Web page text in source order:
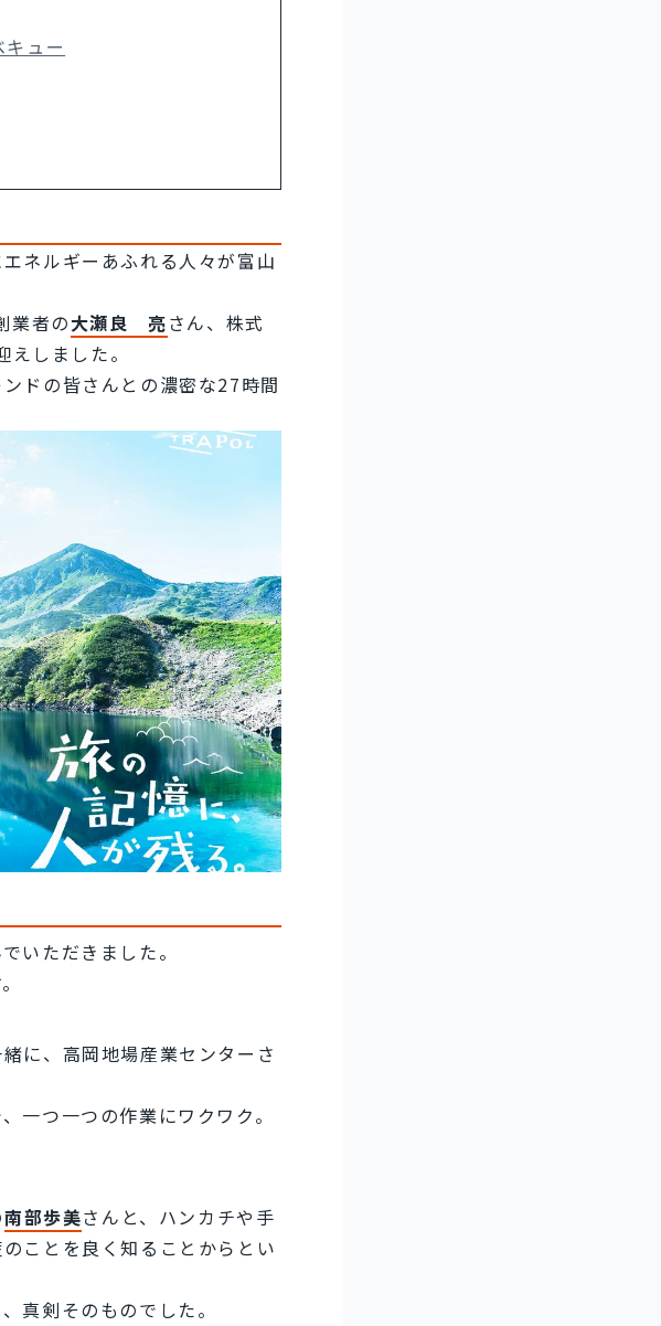
ュー
ネルギーあふれる人々が富山
業者の大瀬良　亮さん、株式
えしました。
ドの皆さんとの濃密な27時間
いただきました。
に、高岡地場産業センターさ
一つ一つの作業にワクワク。
南部歩美さんと、ハンカチや手
ことを良く知ることからとい
真剣そのものでした。